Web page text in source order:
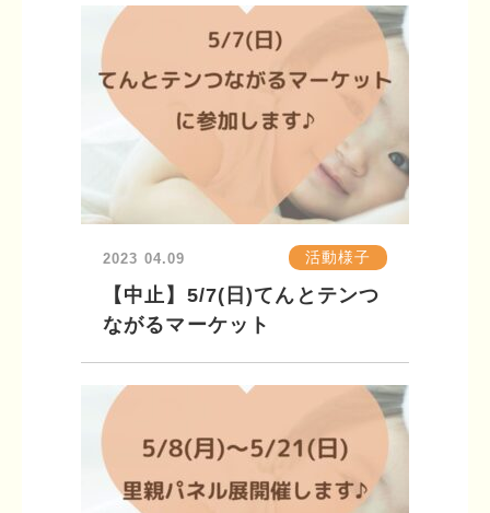
2023 04.09 活動様子
【中止】5/7(日)てんとテンつ
ながるマーケット